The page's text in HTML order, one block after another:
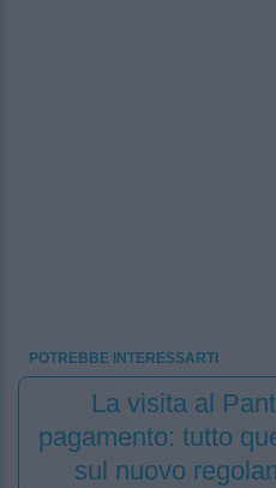
POTREBBE INTERESSARTI
La visita al
pagamento: tutto
sul nuovo